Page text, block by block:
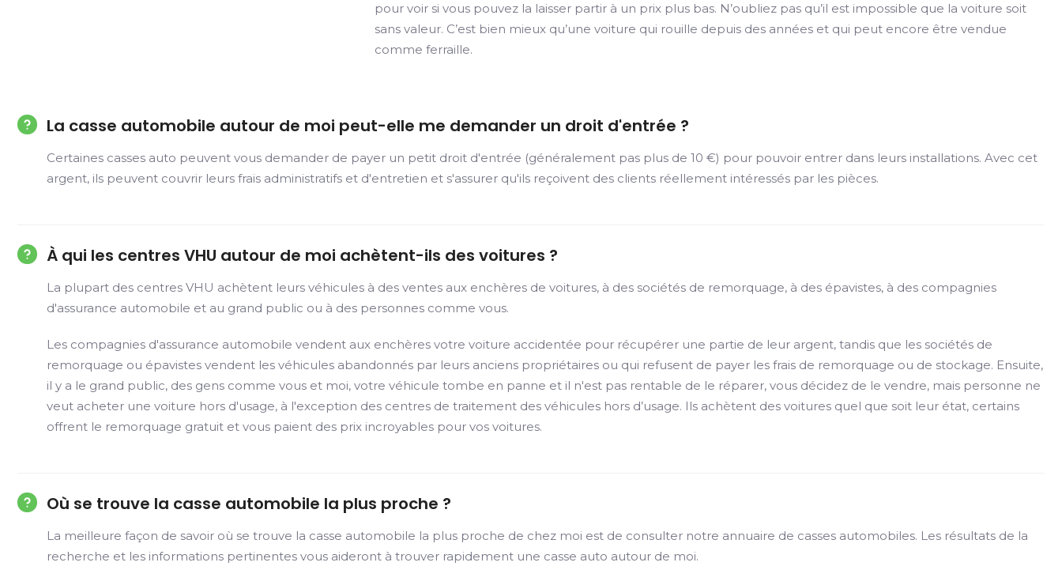
pour voir si vous pouvez la laisser partir à un prix plus bas. N’oubliez pas qu’il est impossible que la voiture soit
sans valeur. C’est bien mieux qu’une voiture qui rouille depuis des années et qui peut encore être vendue
comme ferraille.
La casse automobile autour de moi peut-elle me demander un droit d'entrée ?
Certaines casses auto peuvent vous demander de payer un petit droit d'entrée (généralement pas plus de 10 €) pour pouvoir entrer dans leurs installations. Avec cet
argent, ils peuvent couvrir leurs frais administratifs et d'entretien et s'assurer qu'ils reçoivent des clients réellement intéressés par les pièces.
À qui les centres VHU autour de moi achètent-ils des voitures ?
La plupart des centres VHU achètent leurs véhicules à des ventes aux enchères de voitures, à des sociétés de remorquage, à des épavistes, à des compagnies
d'assurance automobile et au grand public ou à des personnes comme vous.
Les compagnies d'assurance automobile vendent aux enchères votre voiture accidentée pour récupérer une partie de leur argent, tandis que les sociétés de
remorquage ou épavistes vendent les véhicules abandonnés par leurs anciens propriétaires ou qui refusent de payer les frais de remorquage ou de stockage. Ensuite,
il y a le grand public, des gens comme vous et moi, votre véhicule tombe en panne et il n'est pas rentable de le réparer, vous décidez de le vendre, mais personne ne
veut acheter une voiture hors d'usage, à l'exception des centres de traitement des véhicules hors d’usage. Ils achètent des voitures quel que soit leur état, certains
offrent le remorquage gratuit et vous paient des prix incroyables pour vos voitures.
Où se trouve la casse automobile la plus proche ?
La meilleure façon de savoir où se trouve la casse automobile la plus proche de chez moi est de consulter notre annuaire de casses automobiles. Les résultats de la
recherche et les informations pertinentes vous aideront à trouver rapidement une casse auto autour de moi.